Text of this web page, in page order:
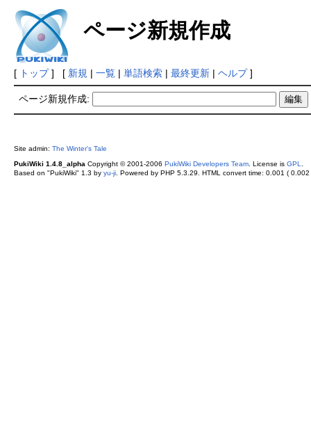
ページ新規作成
[ トップ] [ 新規 | 一覧| 単語検索| 最終更新| ヘルプ]
ページ新規作成:
Site admin: The Winter's Tale
PukiWiki 1.4.8_alpha Copyright © 2001-2006 PukiWiki Developers Team. License is GPL
Based on "PukiWiki" 1.3 by yu-ji. Powered by PHP 5.3.29. HTML convert time: 0.001 ( 0.002